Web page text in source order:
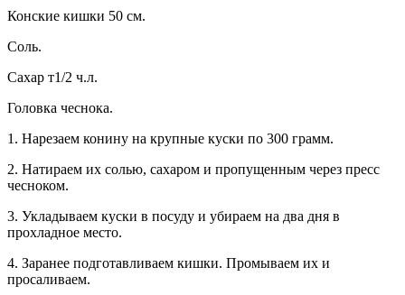
Конские кишки 50 см.
Соль.
Сахар т1/2 ч.л.
Головка чеснока.
1. Нарезаем конину на крупные куски по 300 грамм.
2. Натираем их солью, сахаром и пропущенным через пресс
чесноком.
3. Укладываем куски в посуду и убираем на два дня в
прохладное место.
4. Заранее подготавливаем кишки. Промываем их и
просаливаем.